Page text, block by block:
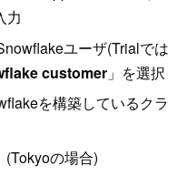
力
ユーザ(Trialでは
customer」を選択
を構築しているクラ
の場合)